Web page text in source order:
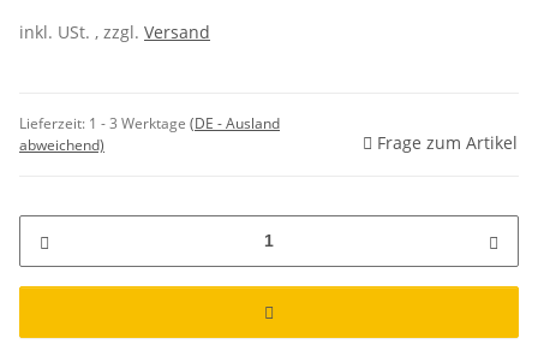
inkl. USt. , zzgl. Versand
Lieferzeit: 1 - 3 Werktage (DE - Ausland
abweichend)
Frage zum Artikel